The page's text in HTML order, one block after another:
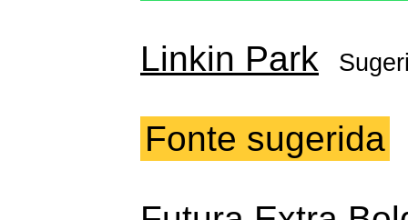
Linkin Park
Fonte sugerida